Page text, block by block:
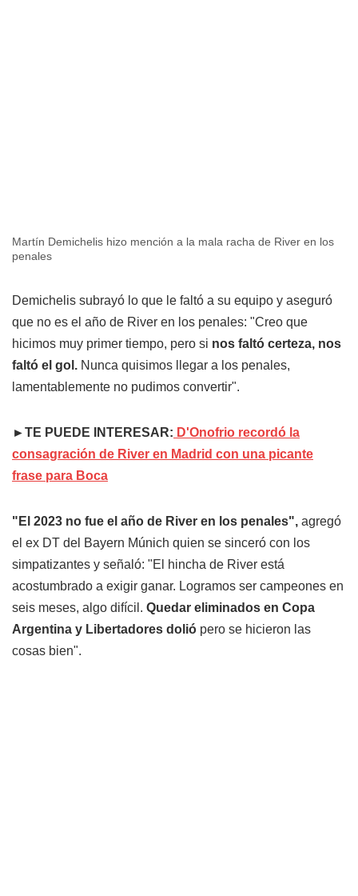
Martín Demichelis hizo mención a la mala racha de River en los
penales
Demichelis subrayó lo que le faltó a su equipo y aseguró
que no es el año de River en los penales: "Creo que
hicimos muy primer tiempo, pero si nos faltó certeza, nos
faltó el gol. Nunca quisimos llegar a los penales,
lamentablemente no pudimos convertir".
►TE PUEDE INTERESAR: D'Onofrio recordó la
consagración de River en Madrid con una picante
frase para Boca
"El 2023 no fue el año de River en los penales", agregó
el ex DT del Bayern Múnich quien se sinceró con los
simpatizantes y señaló: "El hincha de River está
acostumbrado a exigir ganar. Logramos ser campeones en
seis meses, algo difícil. Quedar eliminados en Copa
Argentina y Libertadores dolió pero se hicieron las
cosas bien".